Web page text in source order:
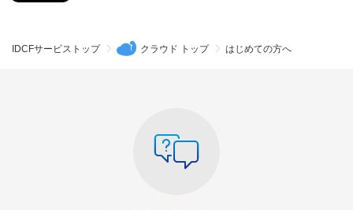
IDCFサービストップ クラウド トップ はじめての方へ